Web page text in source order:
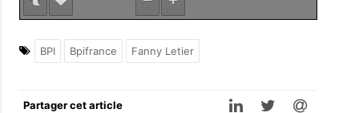
BPI Bpifrance Fanny Letier
Partager cet article